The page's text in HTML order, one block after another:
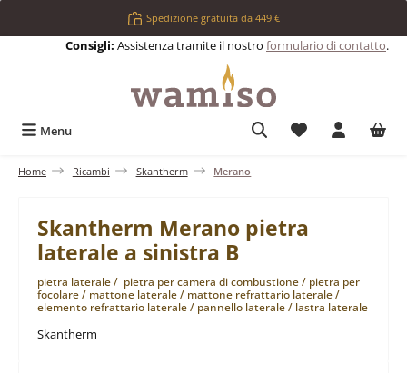
Passa al contenuto principaleSpedizione gratuita da 449 €
Consigli: Assistenza tramite il nostro formulario di contatto.
Menu Hai 0 articoli
Home Ricambi Skantherm Merano
Skantherm Merano pietra
laterale a sinistra B
pietra laterale / pietra per camera di combustione / pietra per
focolare / mattone laterale / mattone refrattario laterale /
elemento refrattario laterale / pannello laterale / lastra laterale
Skantherm